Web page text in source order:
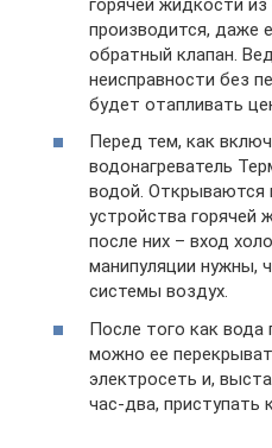
производится, даже
обратный клапан.
неисправности без
будет отапливать
Перед тем, как
водонагреватель
водой. Открываются
устройства горячей
после них – вход
манипуляции нужны,
системы воздух.
После того как
можно ее
электросеть и,
час-два, приступать